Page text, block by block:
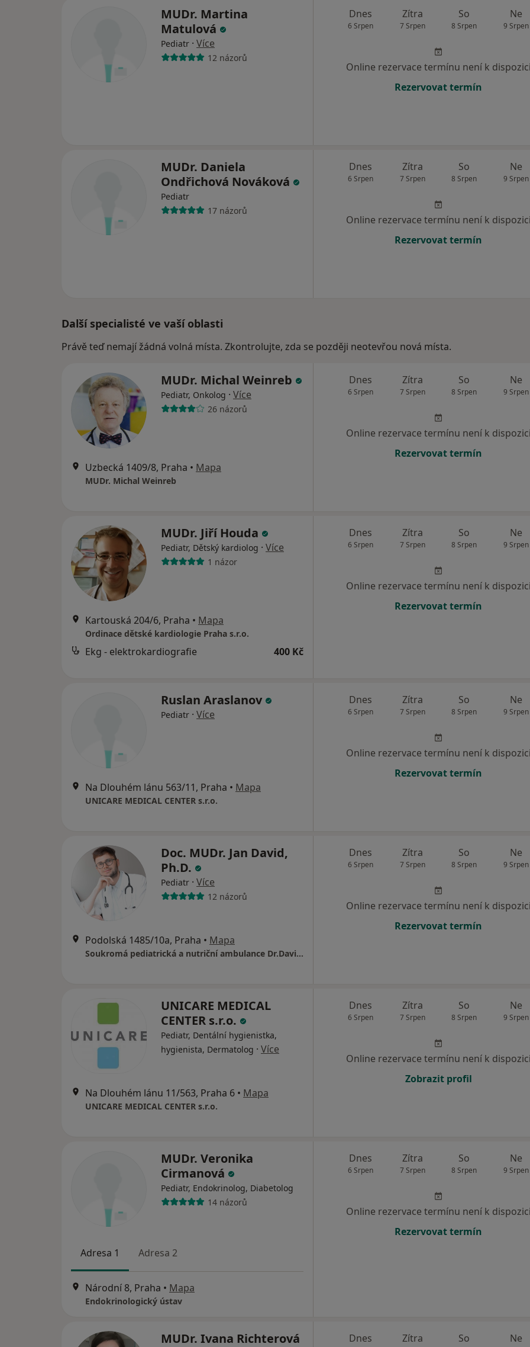
MUDr. Martina
Matulová
Pediatr · Více
12 názorů
Dnes
6 Srpen
Zítra
7 Srpen
So
8 Srpen
Ne
9 Srpen
Online rezervace termínu není k dispozici
Rezervovat termín
MUDr. Daniela
Ondřichová Nováková
Pediatr
17 názorů
Dnes
6 Srpen
Zítra
7 Srpen
So
8 Srpen
Ne
9 Srpen
Online rezervace termínu není k dispozici
Rezervovat termín
Další specialisté ve vaší oblasti
Právě teď nemají žádná volná místa. Zkontrolujte, zda se později neotevřou nová místa.
MUDr. Michal Weinreb
Pediatr, Onkolog · Více
26 názorů
Uzbecká 1409/8, Praha • Mapa
MUDr. Michal Weinreb
Dnes
6 Srpen
Zítra
7 Srpen
So
8 Srpen
Ne
9 Srpen
Online rezervace termínu není k dispozici
Rezervovat termín
MUDr. Jiří Houda
Pediatr, Dětský kardiolog · Více
1 názor
Kartouská 204/6, Praha • Mapa
Ordinace dětské kardiologie Praha s.r.o.
Ekg - elektrokardiografie 400 Kč
Dnes
6 Srpen
Zítra
7 Srpen
So
8 Srpen
Ne
9 Srpen
Online rezervace termínu není k dispozici
Rezervovat termín
Ruslan Araslanov
Pediatr · Více
Na Dlouhém lánu 563/11, Praha • Mapa
UNICARE MEDICAL CENTER s.r.o.
Dnes
6 Srpen
Zítra
7 Srpen
So
8 Srpen
Ne
9 Srpen
Online rezervace termínu není k dispozici
Rezervovat termín
Doc. MUDr. Jan David,
Ph.D.
Pediatr · Více
12 názorů
Podolská 1485/10a, Praha • Mapa
Soukromá pediatrická a nutriční ambulance Dr.David s.r.o.
Dnes
6 Srpen
Zítra
7 Srpen
So
8 Srpen
Ne
9 Srpen
Online rezervace termínu není k dispozici
Rezervovat termín
UNICARE MEDICAL
CENTER s.r.o.
Pediatr, Dentální hygienistka,
hygienista, Dermatolog · Více
Na Dlouhém lánu 11/563, Praha 6 • Mapa
UNICARE MEDICAL CENTER s.r.o.
Dnes
6 Srpen
Zítra
7 Srpen
So
8 Srpen
Ne
9 Srpen
Online rezervace termínu není k dispozici
Zobrazit profil
MUDr. Veronika
Cirmanová
Pediatr, Endokrinolog, Diabetolog
14 názorů
Adresa 1 Adresa 2
Národní 8, Praha • Mapa
Endokrinologický ústav
Dnes
6 Srpen
Zítra
7 Srpen
So
8 Srpen
Ne
9 Srpen
Online rezervace termínu není k dispozici
Rezervovat termín
MUDr. Ivana Richterová Dnes Zítra So Ne